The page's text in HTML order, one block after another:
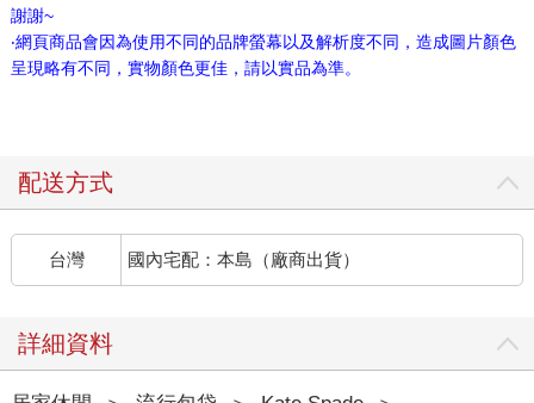
謝謝~
‧網頁商品會因為使用不同的品牌螢幕以及解析度不同，造成圖片顏色
呈現略有不同，實物顏色更佳，請以實品為準。
配送方式
台灣 國內宅配：本島（廠商出貨）
詳細資料